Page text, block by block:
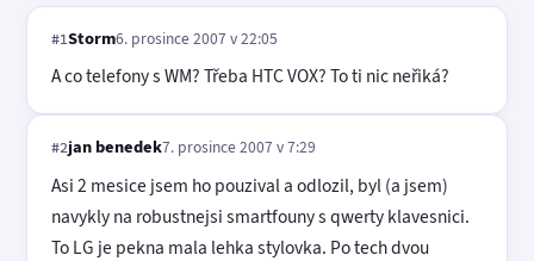
#1Storm6. prosince 2007 v 22:05
A co telefony s WM? Třeba HTC VOX? To ti nic neřiká?
#2jan benedek7. prosince 2007 v 7:29
Asi 2 mesice jsem ho pouzival a odlozil, byl (a jsem)
navykly na robustnejsi smartfouny s qwerty klavesnici.
To LG je pekna mala lehka stylovka. Po tech dvou